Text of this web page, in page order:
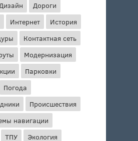
Дороги
Интернет
История
Контактная сеть
Модернизация
Парковки
Погода
Происшествия
навигации
ТПУ Экология